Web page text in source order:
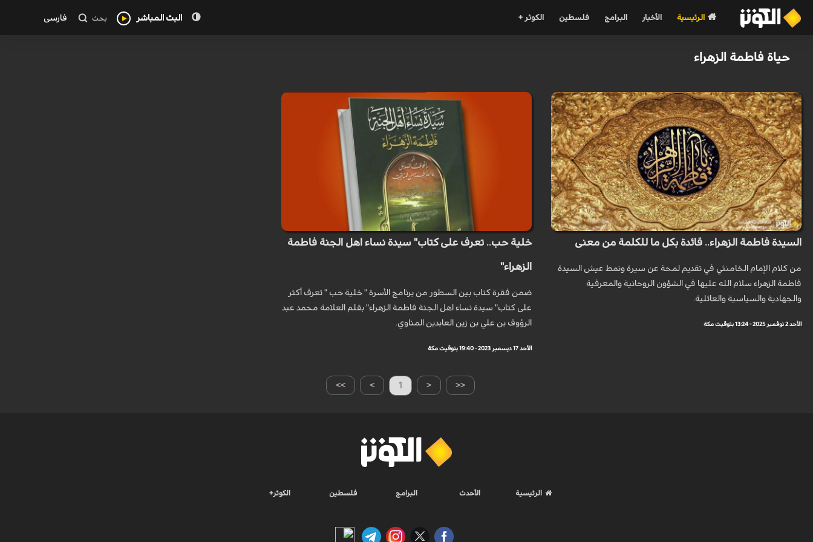
الرئيسية الأخبار البرامج فلسطين الكوثر + البث المباشر بحث فارسی
حياة فاطمة الزهراء
السيدة فاطمة الزهراء.. قائدة بكل ما للكلمة من معنى
من كلام الإمام الخامنئي في تقديم لمحة عن سيرة ونمط عيش السيدة
فاطمة الزهراء سلام الله عليها في الشؤون الروحانية والمعرفية
والجهادية والسياسية والعائلية.
الأحد 2 نوفمبر 2025 - 13:24 بتوقيت مكة
خلية حب.. تعرف على كتاب" سيدة نساء اهل الجنة فاطمة
الزهراء"
ضمن فقرة كتاب بين السطور من برنامج الأسرة " خلية حب " تعرف أكثر
على كتاب" سيدة نساء اهل الجنة فاطمة الزهراء" بقلم العلامة محمد عبد
الرؤوف بن علي بن زين العابدين المناوي.
الأحد 17 ديسمبر 2023 - 19:40 بتوقيت مكة
>> > 1 < <<
الرئيسية الأحدث البرامج فلسطين الكوثر+